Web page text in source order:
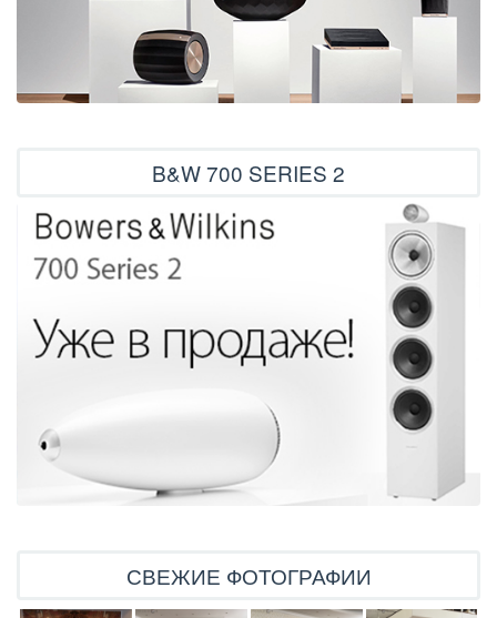
B&W 700 SERIES 2
СВЕЖИЕ ФОТОГРАФИИ